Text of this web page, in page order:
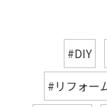
#DIY
#リフォー